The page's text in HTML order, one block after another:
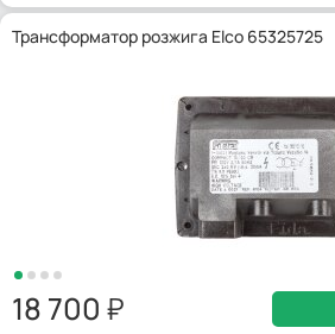
Трансформатор розжига Elco 65325725
18 700